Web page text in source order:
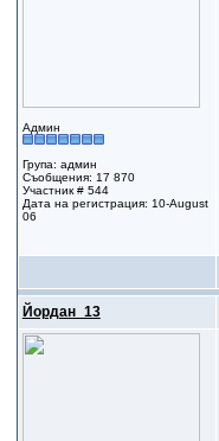
Админ
Група: админ
Съобщения: 17 870
Участник # 544
Дата на регистрация: 10-August
06
Йордан_13